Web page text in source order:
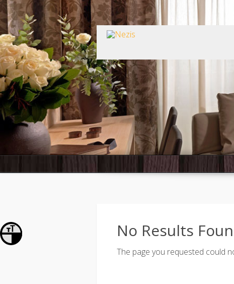
Εναλλαγή Υψηλής Αντίθεσης
Εναλλαγή Μεγέθους Γραμμάτων No Results
The page you requested could